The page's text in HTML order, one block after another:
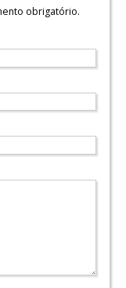
obrigatório.